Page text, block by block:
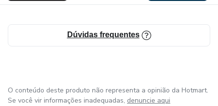
Dúvidas frequentes
O conteúdo deste produto não representa a opinião da Hotmart.
Se você vir informações inadequadas, denuncie aqui